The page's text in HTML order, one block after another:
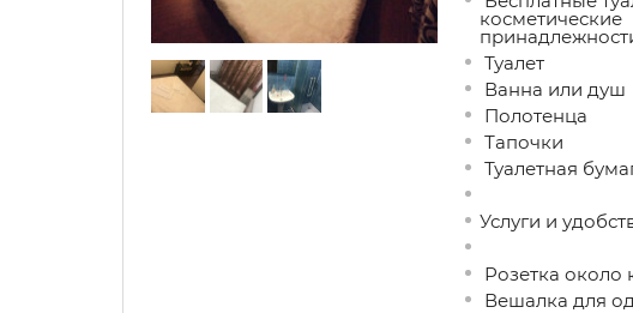
косметические
Туалет
Ванна или душ
Полотенца
Тапочки
Туалетная
Услуги и
Розетка около
Вешалка для